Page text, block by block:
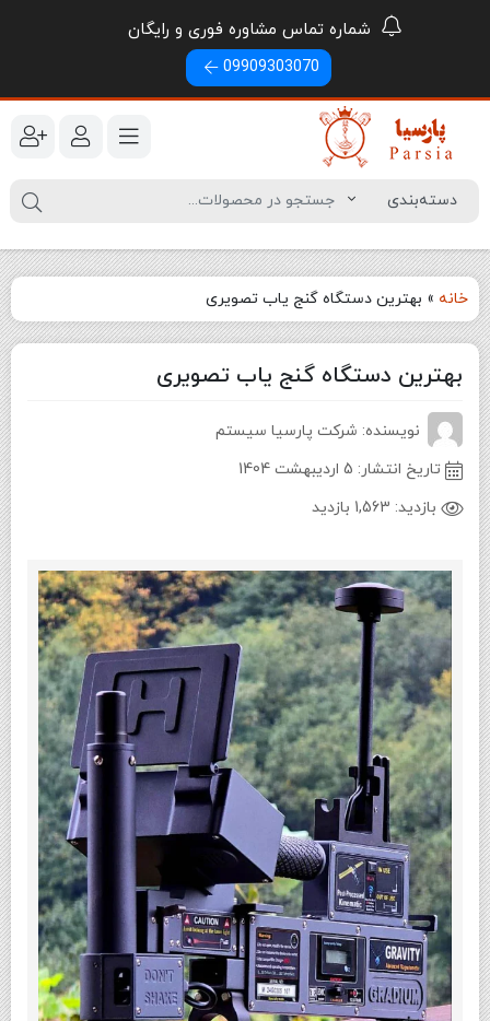
شماره تماس مشاوره فوری و رایگان
09909303070
خانه » بهترین دستگاه گنج یاب تصویری
بهترین دستگاه گنج یاب تصویری
نویسنده: شرکت پارسیا سیستم
تاریخ انتشار: 5 اردیبهشت 1404
بازدید: 1,563 بازدید